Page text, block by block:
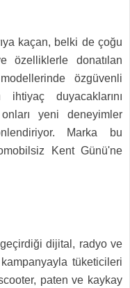
kaçan, belki de çoğu
özelliklerle donatılan
özgüvenli
duyacaklarını
yeni deneyimler
Marka bu
Kent Günü'ne
dijital, radyo ve
tüketicileri
paten ve kaykay